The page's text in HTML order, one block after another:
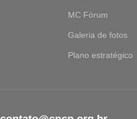
MC Fórum
Galeria de fotos
Plano estratégico